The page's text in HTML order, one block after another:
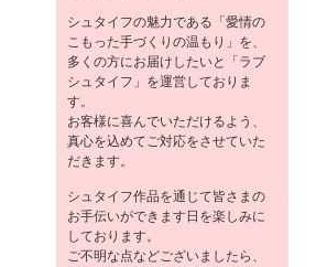
シュタイフの魅力である「愛情の
こもった手づくりの温もり」を、
多くの方にお届けしたいと「ラブ
シュタイフ」を運営しておりま
す。
お客様に喜んでいただけるよう、
真心を込めてご対応をさせていた
だきます。
シュタイフ作品を通じて皆さまの
お手伝いができます日を楽しみに
しております。
ご不明な点などございましたら、